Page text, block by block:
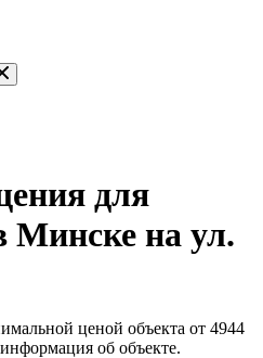
для
Минске на ул.
ценой объекта от 4944
об объекте.